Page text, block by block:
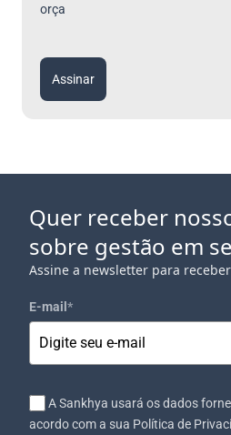
orça
Assinar
Quer receber
sobre gestão em
Assine a newsletter para
E-mail *
A Sankhya usará os dados
acordo com a sua Política de